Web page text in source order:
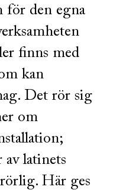
för den egna
finns med
kan
Det rör sig
om
latinets
Här ges